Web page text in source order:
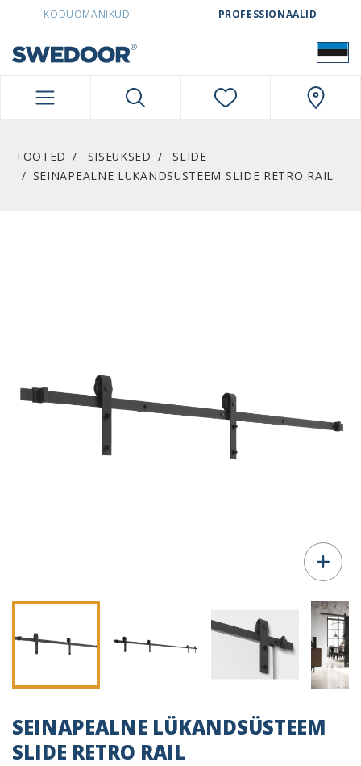
SWEDOORESTONIA NAVIGATION
KODUOMANIKUD PROFESSIONAALID
TOOTED SISEUKSED
SLIDE
SEINAPEALNE LÜKANDSÜSTEEM SLIDE RETRO RAIL
SEINAPEALNE LÜKANDSÜSTEEM
SLIDE RETRO RAIL